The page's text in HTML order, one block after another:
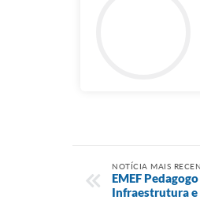
NOTÍCIA MAIS
EMEF
Infraestrutura e